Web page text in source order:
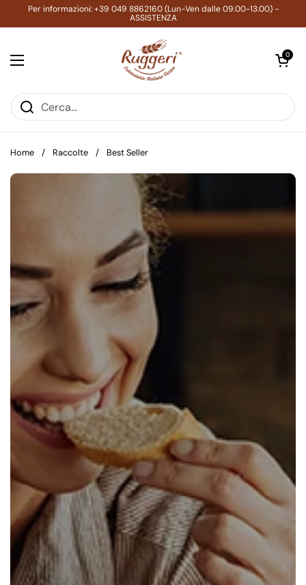
Passa ai contenuti
Per informazioni: +39 049 8862160 (Lun-Ven dalle 09.00-13.00) -
ASSISTENZA
Apri menu
Apri carrello
0
Home / Raccolte / Best Seller